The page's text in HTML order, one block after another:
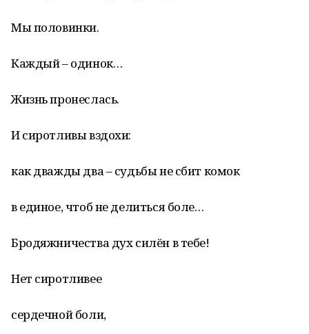
Мы половинки.
Каждый – одинок…
Жизнь пронеслась.
И сиротливы вздохи:
как дважды два – судьбы не сбит комок
в единое, чтоб не делиться боле…
Бродяжничества дух силён в тебе!
Нет сиротливее
сердечной боли,